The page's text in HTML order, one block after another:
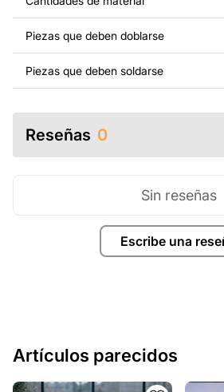
Piezas que deben doblarse
Piezas que deben soldarse
Reseñas 0
Escribe una
Sin reseñas
Artículos parecidos